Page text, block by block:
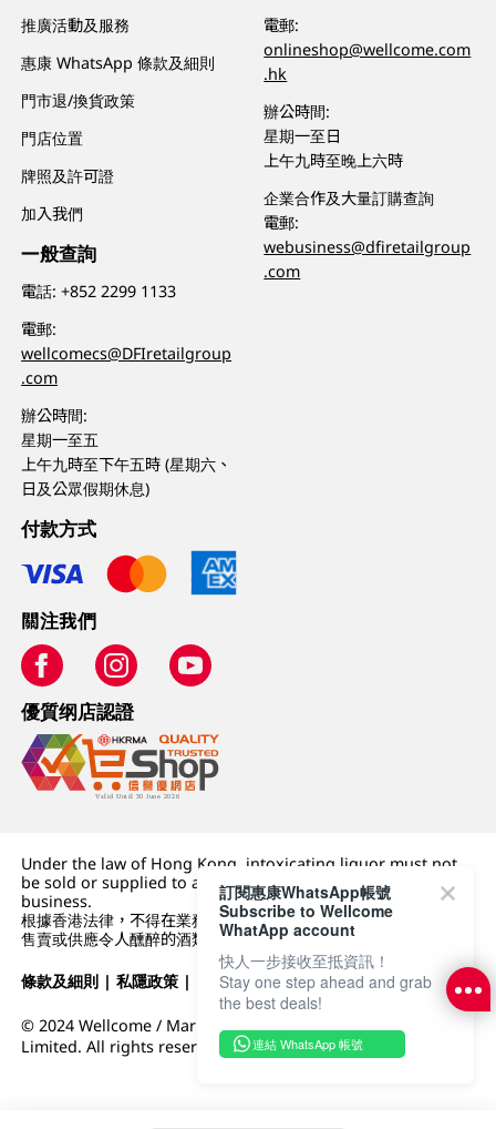
推廣活動及服務
惠康 WhatsApp 條款及細則
門市退/換貨政策
門店位置
牌照及許可證
加入我們
一般查詢
電話:+852 2299 1133
電郵:
wellcomecs@DFIretailgroup
.com
辦公時間:
星期一至五
上午九時至下午五時 (星期六、
日及公眾假期休息)
電郵:
onlineshop@wellcome.com
.hk
辦公時間:
星期一至日
上午九時至晚上六時
企業合作及大量訂購查詢
電郵:
webusiness@dfiretailgroup
.com
付款方式
關注我們
優質纲店認證
Under the law of Hong Kong, intoxicating liquor must not
be sold or supplied to a minor (under 18) in the course of
business.
根據香港法律，不得在業務過程中，向未成年人 (18 歲以下人士)
售賣或供應令人醺醉的酒類。
條款及細則 |私隱政策 | DFI零售集團
© 2024 Wellcome / Market Place. The Dairy Farm Company
Limited. All rights reserved.
訂閱惠康WhatsApp帳號
Subscribe to Wellcome
WhatApp account
快人一步接收至抵資訊！
Stay one step ahead and grab
the best deals!
連結 WhatsApp 帳號